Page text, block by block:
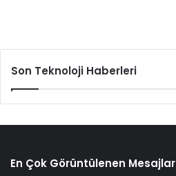
Son Teknoloji Haberleri
En Çok Görüntülenen Mesajlar